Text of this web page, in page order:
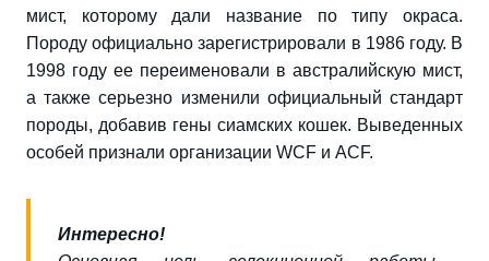
мист, которому дали название по типу окраса.
Породу официально зарегистрировали в 1986 году. В
1998 году ее переименовали в австралийскую мист,
а также серьезно изменили официальный стандарт
породы, добавив гены сиамских кошек. Выведенных
особей признали организации WCF и ACF.
Интересно!